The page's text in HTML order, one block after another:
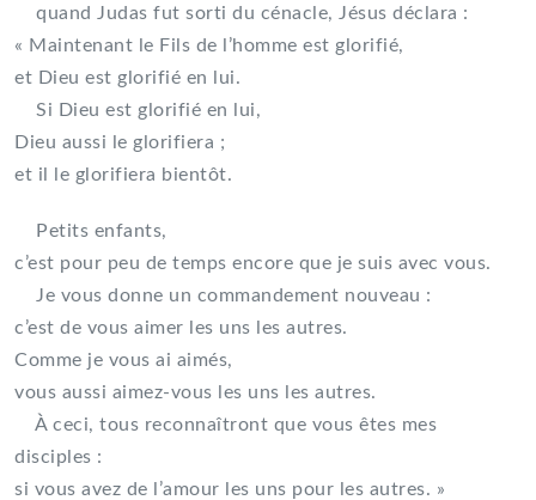
quand Judas fut sorti du cénacle, Jésus déclara :
« Maintenant le Fils de l’homme est glorifié,
et Dieu est glorifié en lui.
Si Dieu est glorifié en lui,
Dieu aussi le glorifiera ;
et il le glorifiera bientôt.
Petits enfants,
c’est pour peu de temps encore que je suis avec vous.
Je vous donne un commandement nouveau :
c’est de vous aimer les uns les autres.
Comme je vous ai aimés,
vous aussi aimez-vous les uns les autres.
À ceci, tous reconnaîtront que vous êtes mes
disciples :
si vous avez de l’amour les uns pour les autres. »